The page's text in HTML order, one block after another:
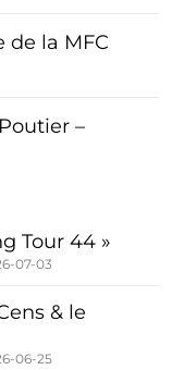
de la MFC
–
Tour 44 »
07-03
& le
06-25